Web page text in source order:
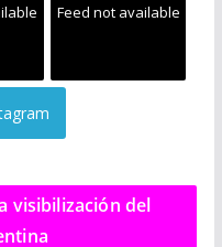
Feed not available
visibilización del